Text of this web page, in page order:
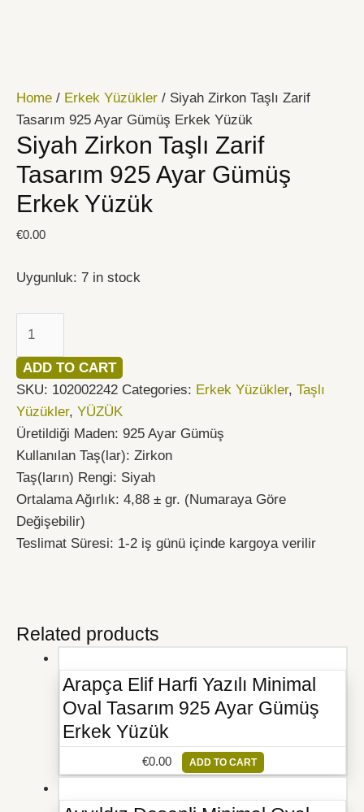
Home / Erkek Yüzükler / Siyah Zirkon Taşlı Zarif
Tasarım 925 Ayar Gümüş Erkek Yüzük
Siyah Zirkon Taşlı Zarif
Tasarım 925 Ayar Gümüş
Erkek Yüzük
€0.00
Uygunluk: 7 in stock
Tasarım
925
Ayar
Gümüş
Erkek
Yüzük
quantity
ADD TO CART
SKU: 102002242 Categories: Erkek Yüzükler, Taşlı
Yüzükler, YÜZÜK
Üretildiği Maden: 925 Ayar Gümüş
Kullanılan Taş(lar): Zirkon
Taş(ların) Rengi: Siyah
Ortalama Ağırlık: 4,88 ± gr. (Numaraya Göre
Değişebilir)
Teslimat Süresi: 1-2 iş günü içinde kargoya verilir
Related products
Arapça Elif Harfi Yazılı Minimal
Oval Tasarım 925 Ayar Gümüş
Erkek Yüzük
€0.00 ADD TO CART